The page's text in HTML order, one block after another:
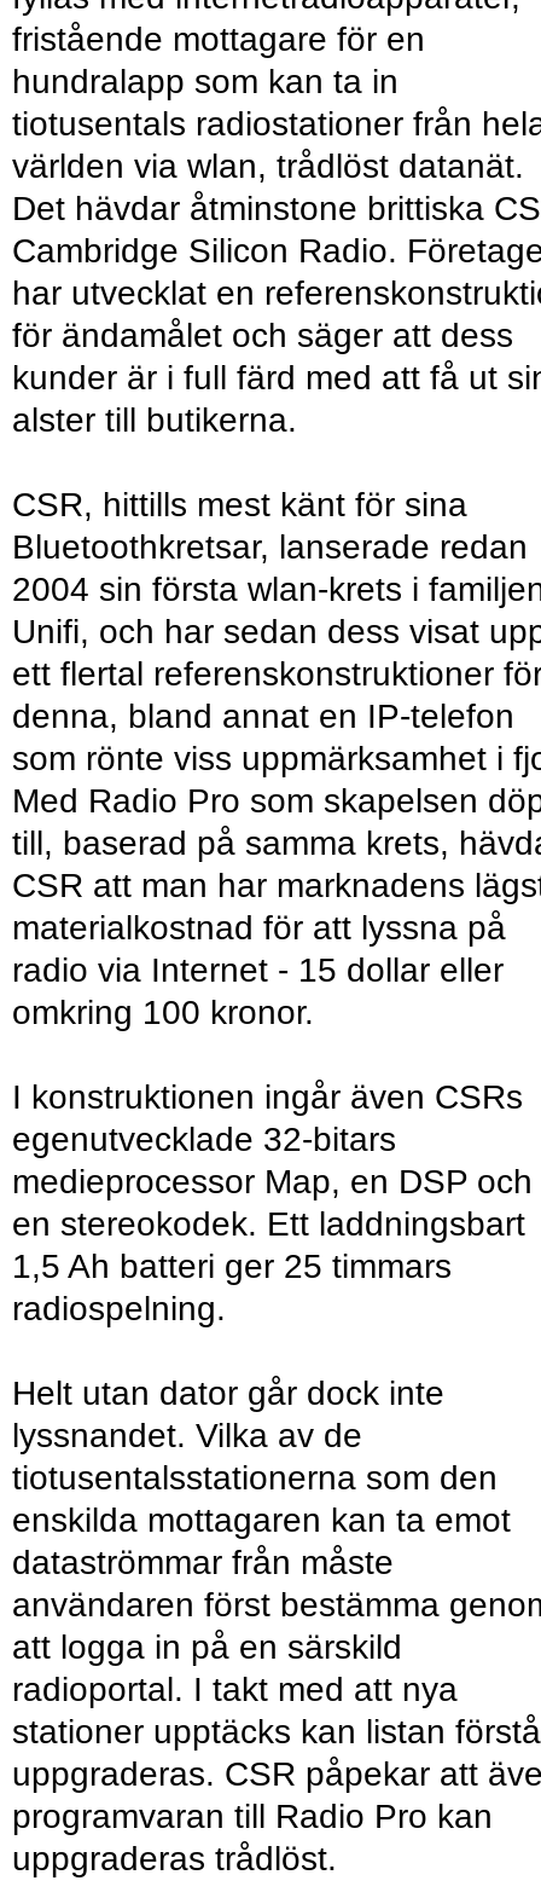
fristående mottagare för en
hundralapp som kan ta in
tiotusentals radiostationer från
världen via wlan, trådlöst datanät.
Det hävdar åtminstone brittiska
Cambridge Silicon Radio.
har utvecklat en
för ändamålet och säger att dess
kunder är i full färd med att få ut
alster till butikerna.
CSR, hittills mest känt för sina
Bluetoothkretsar, lanserade redan
2004 sin första wlan-krets i
Unifi, och har sedan dess visat
ett flertal referenskonstruktioner
denna, bland annat en IP-telefon
som rönte viss uppmärksamhet i
Med Radio Pro som skapelsen
till, baserad på samma krets,
CSR att man har marknadens
materialkostnad för att lyssna på
radio via Internet - 15 dollar eller
omkring 100 kronor.
I konstruktionen ingår även CSRs
egenutvecklade 32-bitars
medieprocessor Map, en DSP och
en stereokodek. Ett laddningsbart
1,5 Ah batteri ger 25 timmars
radiospelning.
Helt utan dator går dock inte
lyssnandet. Vilka av de
tiotusentalsstationerna som den
enskilda mottagaren kan ta emot
dataströmmar från måste
användaren först bestämma
att logga in på en särskild
radioportal. I takt med att nya
stationer upptäcks kan listan
uppgraderas. CSR påpekar att
programvaran till Radio Pro kan
uppgraderas trådlöst.